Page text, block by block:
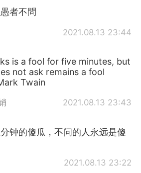
者不問
2021.08.13 23:44
is a fool for five minutes, but
not ask remains a fool
Twain
2021.08.13 23:43
钟的傻瓜，不问的人永远是傻
2021.08.13 23:22